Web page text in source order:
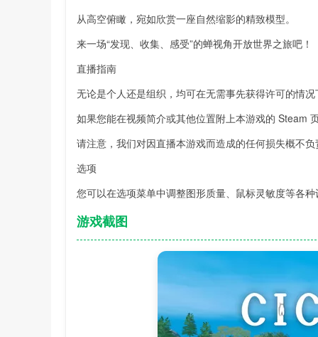
从高空俯瞰，宛如欣赏一座自然缩影的精致模型。
来一场“发现、收集、感受”的蝉视角开放世界之旅吧！
直播指南
无论是个人还是组织，均可在无需事先获得许可的情
如果您能在视频简介或其他位置附上本游戏的 Steam
请注意，我们对因直播本游戏而造成的任何损失概不负
选项
您可以在选项菜单中调整图形质量、鼠标灵敏度等各
游戏截图